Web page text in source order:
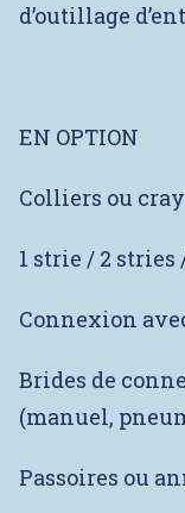
d’outillage
EN OPTION
Colliers ou
1 strie / 2
Connexion
Brides de
(manuel,
Passoires ou